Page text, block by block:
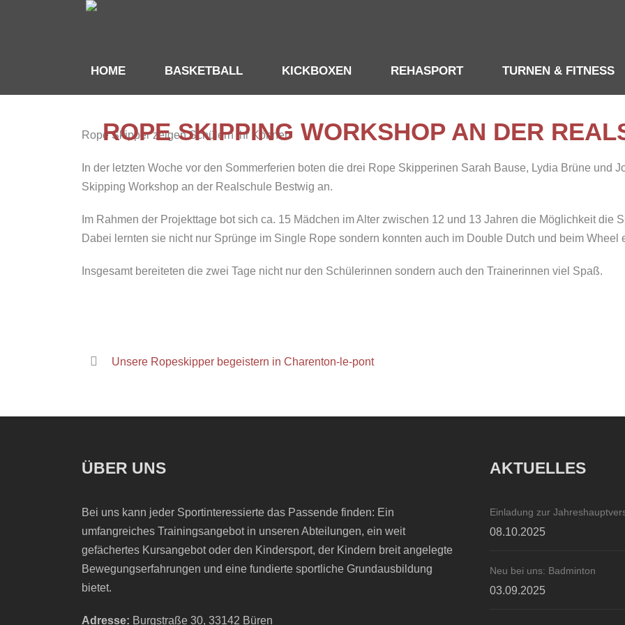
HOME BASKETBALL KICKBOXEN REHASPORT TURNEN & FITNESS
ROPE SKIPPING WORKSHOP AN DER
Rope Skipper zeigen Schülern ihr Können
In der letzten Woche vor den Sommerferien boten die drei Rope Skipperinen Sarah Bause, Lydia Brüne und
Skipping Workshop an der Realschule Bestwig an.
Im Rahmen der Projekttage bot sich ca. 15 Mädchen im Alter zwischen 12 und 13 Jahren die Möglichkeit die
Dabei lernten sie nicht nur Sprünge im Single Rope sondern konnten auch im Double Dutch und beim Wheel
Insgesamt bereiteten die zwei Tage nicht nur den Schülerinnen sondern auch den Trainerinnen viel Spaß.
Unsere Ropeskipper begeistern in Charenton-le-pont
ÜBER UNS
Bei uns kann jeder Sportinteressierte das Passende finden: Ein
umfangreiches Trainingsangebot in unseren Abteilungen, ein weit
gefächertes Kursangebot oder den Kindersport, der Kindern breit angelegte
Bewegungserfahrungen und eine fundierte sportliche Grundausbildung
bietet.
Adresse: Burgstraße 30, 33142 Büren
AKTUELLES
Einladung zur
08.10.2025
Neu bei uns: Badminton
03.09.2025